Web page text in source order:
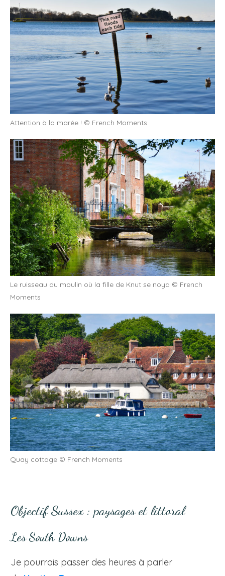
Attention à la marée ! © French Moments
Le ruisseau du moulin où la fille de Knut se noya © French
Moments
Quay cottage © French Moments
Objectif Sussex : paysages et littoral
Les South Downs
Je pourrais passer des heures à parler